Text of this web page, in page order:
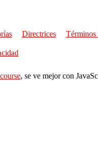
Directrices Términos
, se ve mejor con